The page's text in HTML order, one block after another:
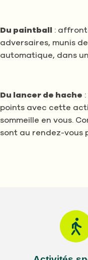
Du paintball
:
adversaires, munis
automatique, dans
Du lancer de hache
points avec cette
sommeille en vous.
sont au rendez-vous